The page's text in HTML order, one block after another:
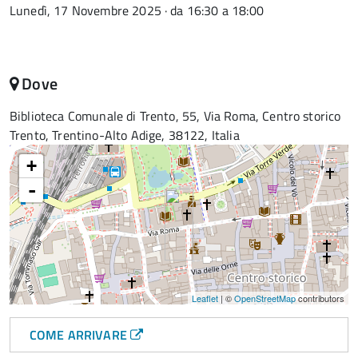
Lunedì, 17 Novembre 2025 · da 16:30 a 18:00
Dove
Biblioteca Comunale di Trento, 55, Via Roma, Centro storico
Trento, Trentino-Alto Adige, 38122, Italia
+
-
Leaflet | ©OpenStreetMapcontributors
COME ARRIVARE